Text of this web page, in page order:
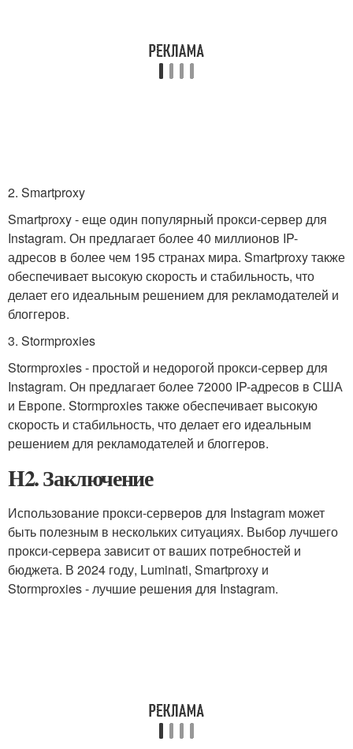
2. Smartproxy
Smartproxy - еще один популярный прокси-сервер для
Instagram. Он предлагает более 40 миллионов IP-
адресов в более чем 195 странах мира. Smartproxy также
обеспечивает высокую скорость и стабильность, что
делает его идеальным решением для рекламодателей и
блоггеров.
3. Stormproxies
Stormproxies - простой и недорогой прокси-сервер для
Instagram. Он предлагает более 72000 IP-адресов в США
и Европе. Stormproxies также обеспечивает высокую
скорость и стабильность, что делает его идеальным
решением для рекламодателей и блоггеров.
H2. Заключение
Использование прокси-серверов для Instagram может
быть полезным в нескольких ситуациях. Выбор лучшего
прокси-сервера зависит от ваших потребностей и
бюджета. В 2024 году, Luminati, Smartproxy и
Stormproxies - лучшие решения для Instagram.